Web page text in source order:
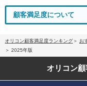
顧客満足度について
オリコン顧客満足度ランキング
お
2025年版
オリコン